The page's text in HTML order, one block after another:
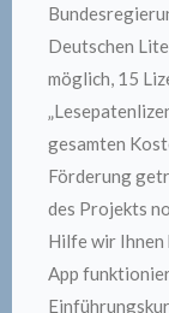
Deutschen
möglich, 15
gesamten
Förderung
des Projekts
Hilfe wir Ihnen
App